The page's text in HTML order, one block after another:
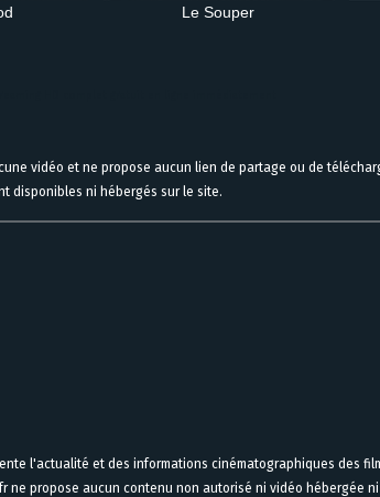
Le Souper
vidéo et ne propose aucun lien de partage ou de
disponibles ni hébergés sur le site.
l'actualité et des informations cinématographiques des
ne propose aucun contenu non autorisé ni vidéo hébergée